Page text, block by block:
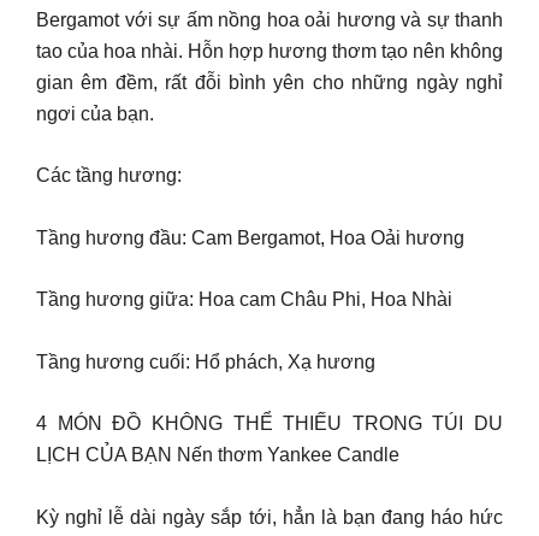
Bergamot với sự ấm nồng hoa oải hương và sự thanh
tao của hoa nhài. Hỗn hợp hương thơm tạo nên không
gian êm đềm, rất đỗi bình yên cho những ngày nghỉ
ngơi của bạn.
Các tầng hương:
Tầng hương đầu: Cam Bergamot, Hoa Oải hương
Tầng hương giữa: Hoa cam Châu Phi, Hoa Nhài
Tầng hương cuối: Hổ phách, Xạ hương
4 MÓN ĐỒ KHÔNG THỂ THIẾU TRONG TÚI DU
LỊCH CỦA BẠN Nến thơm Yankee Candle
Kỳ nghỉ lễ dài ngày sắp tới, hẳn là bạn đang háo hức